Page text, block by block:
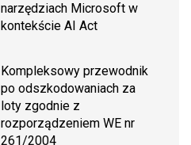
narzędziach Microsoft w
kontekście AI Act
Kompleksowy przewodnik
po odszkodowaniach za
loty zgodnie z
rozporządzeniem WE nr
261/2004